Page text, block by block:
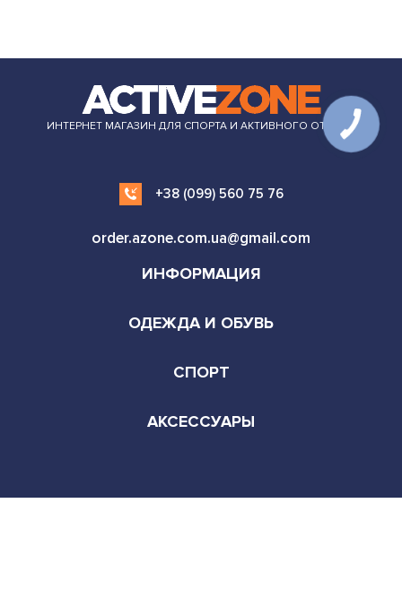
ИНТЕРНЕТ МАГАЗИН ДЛЯ СПОРТА И АКТИВНОГО ОТДЫХА
+38 (099) 560 75 76
order.azone.com.ua@gmail.com
ИНФОРМАЦИЯ
ОДЕЖДА И ОБУВЬ
СПОРТ
АКСЕССУАРЫ
г. Киев